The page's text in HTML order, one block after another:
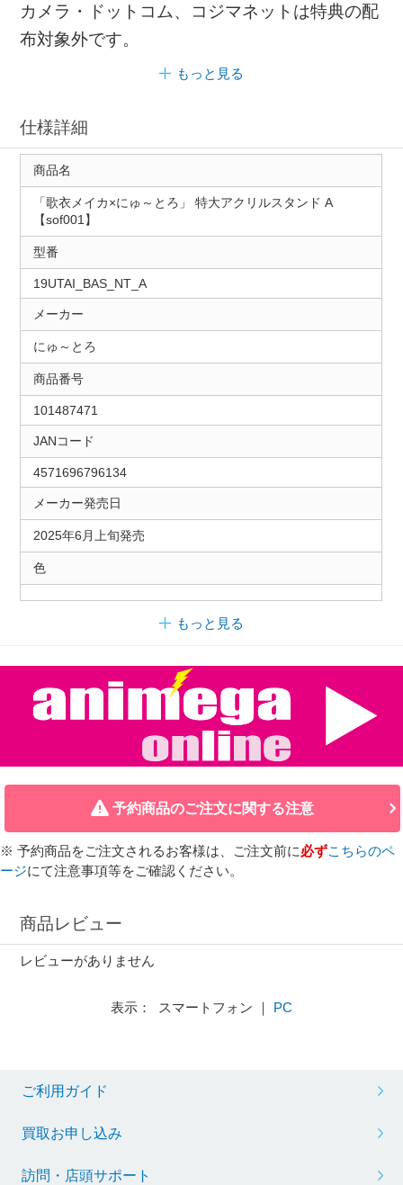
カメラ・ドットコム、コジマネットは特典の配
布対象外です。
もっと見る
仕様詳細
商品名
「歌衣メイカ×にゅ～とろ」 特大アクリルスタンド A
【sof001】
型番
19UTAI_BAS_NT_A
メーカー
にゅ～とろ
商品番号
101487471
JANコード
4571696796134
メーカー発売日
2025年6月上旬発売
色
もっと見る
予約商品のご注文に関する注意
※ 予約商品をご注文されるお客様は、ご注文前に必ずこちらのペ
ージにて注意事項等をご確認ください。
商品レビュー
レビューがありません
表示： スマートフォン ｜ PC
ご利用ガイド
買取お申し込み
訪問・店頭サポート